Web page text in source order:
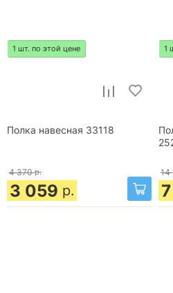
1 шт. по этой цене
Полка навесная 33118
4 370 р.
3 059 р.
1
14